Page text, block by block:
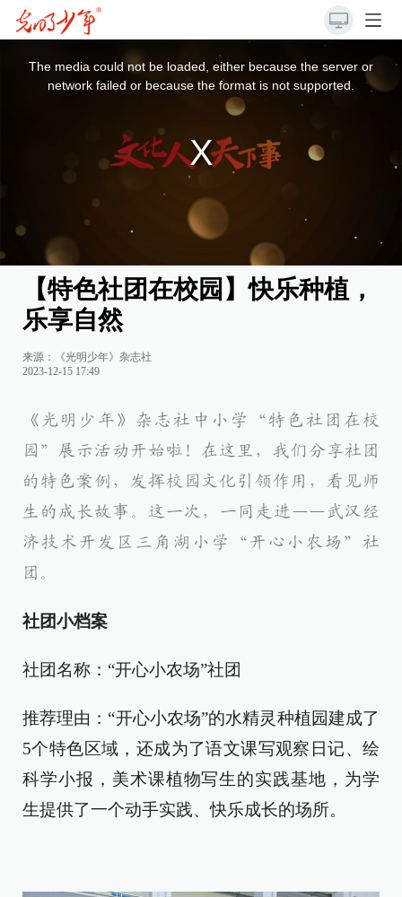
The media could not be loaded, either because the server or
network failed or because the format is not supported.
【特色社团在校园】快乐种植，
乐享自然
来源：《光明少年》杂志社
2023-12-15 17:49
《光明少年》杂志社中小学“特色社团在校
园”展示活动开始啦！在这里，我们分享社团
的特色案例，发挥校园文化引领作用，看见师
生的成长故事。这一次，一同走进——武汉经
济技术开发区三角湖小学“开心小农场”社
团。
社团小档案
社团名称：“开心小农场”社团
推荐理由：“开心小农场”的水精灵种植园建成了
5个特色区域，还成为了语文课写观察日记、绘
科学小报，美术课植物写生的实践基地，为学
生提供了一个动手实践、快乐成长的场所。